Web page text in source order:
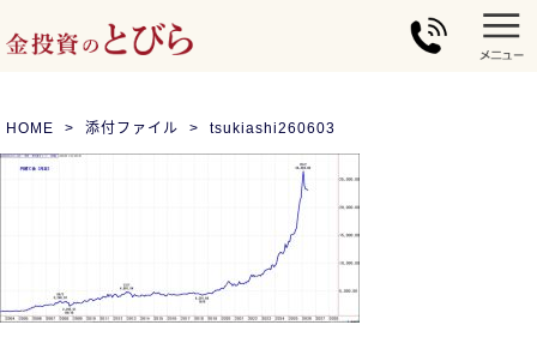
HOME 添付ファイル tsukiashi260603